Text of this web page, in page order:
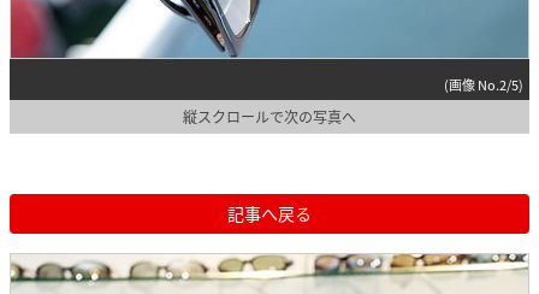
(画像 No.2/5)
縦スクロールで次の写真へ
記事へ戻る